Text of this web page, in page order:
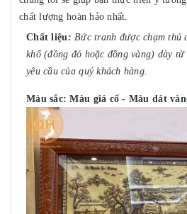
chất lượng hoàn hảo nhất.
Chất liệu: Bức tranh được chạm thủ
khổ (đồng đỏ hoặc đồng vàng) dày từ
yêu cầu của quý khách hàng.
Màu sắc: Màu giả cổ - Màu dát